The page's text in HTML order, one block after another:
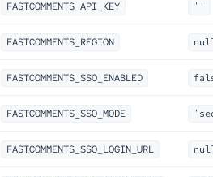
FASTCOMMENTS_API_KEY ''
FASTCOMMENTS_REGION
FASTCOMMENTS_SSO_ENABLED
FASTCOMMENTS_SSO_MODE
FASTCOMMENTS_SSO_LOGIN_URL